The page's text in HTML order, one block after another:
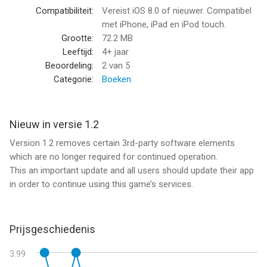
to train and even which sponsorship deals to take!
EVERY DECISION CHOICE MATTERS! Each one you make
affects the story. With multiple storylines and multiple endings,
which of the thrilling finales will you get?
fusion of story and game!
KEY FEATURES
BAFTA-winning gameplay from the best football game on
Compatibiliteit:
Vereist iOS 8.0 of nieuwer. Compatibel
met iPhone, iPad en iPod touch.
Grootte:
72.2 MB
Leeftijd:
4+ jaar
Beoordeling:
2 van 5
Categorie:
Boeken
Nieuw in versie 1.2
Version 1.2 removes certain 3rd-party software elements
which are no longer required for continued operation.
This an important update and all users should update their app
in order to continue using this game’s services.
Prijsgeschiedenis
3.99